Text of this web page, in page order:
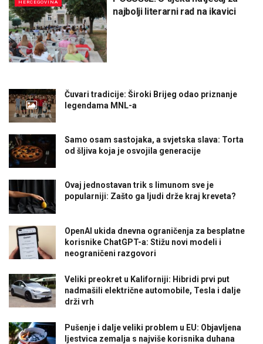
HERCEGOVINA
najbolji literarni rad na ikavici
Čuvari tradicije: Široki Brijeg odao priznanje
legendama MNL-a
Samo osam sastojaka, a svjetska slava: Torta
od šljiva koja je osvojila generacije
Ovaj jednostavan trik s limunom sve je
popularniji: Zašto ga ljudi drže kraj kreveta?
OpenAI ukida dnevna ograničenja za besplatne
korisnike ChatGPT-a: Stižu novi modeli i
neograničeni razgovori
Veliki preokret u Kaliforniji: Hibridi prvi put
nadmašili električne automobile, Tesla i dalje
drži vrh
Pušenje i dalje veliki problem u EU: Objavljena
ljestvica zemalja s najviše korisnika duhana